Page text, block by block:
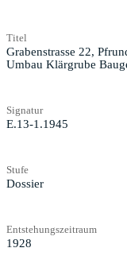
Titel
Grabenstrasse 22,
Umbau Klärgrube
Signatur
E.13-1.1945
Stufe
Dossier
Entstehungszeitraum
1928